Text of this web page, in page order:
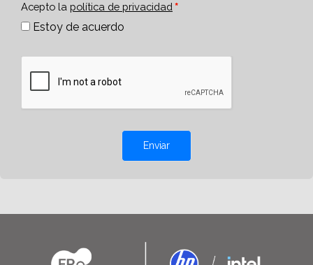
Acepto la política de privacidad
Estoy de acuerdo
Enviar